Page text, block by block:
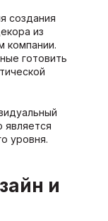
создания
из
компании.
готовить
является
уровня.
и